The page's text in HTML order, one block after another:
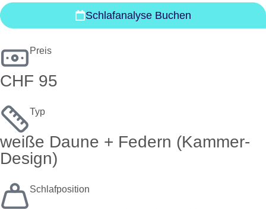
Schlafanalyse Buchen
Preis
CHF 95
Typ
weiße Daune + Federn (Kammer-
Design)
Schlafposition